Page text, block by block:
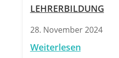
LEHRERBILDUNG
28. November 2024
Weiterlesen